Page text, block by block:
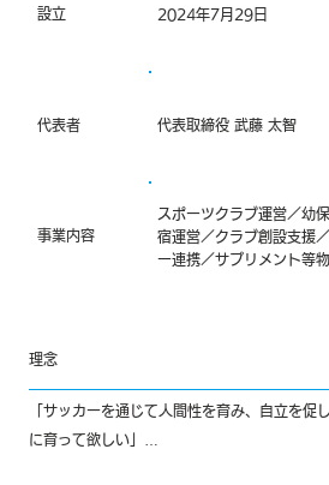
理念
「サッカーを通じて人間性を育み、自立を促
に育って欲しい」
設立 2024年7月29日
代表者 代表取締役 武藤 太智
事業内容
スポーツクラブ運営／幼
宿運営／クラブ創設支援
ー連携／サプリメント等